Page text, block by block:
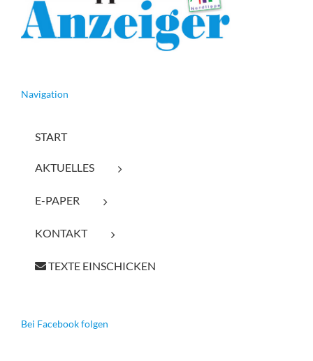
Navigation
START
AKTUELLES
E-PAPER
KONTAKT
TEXTE EINSCHICKEN
Bei Facebook folgen